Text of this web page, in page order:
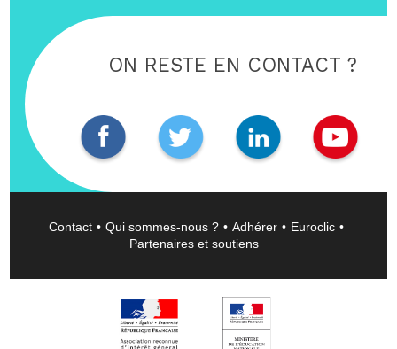
ON RESTE EN CONTACT ?
Contact Qui sommes-nous ? Adhérer
Euroclic
Partenaires et soutiens